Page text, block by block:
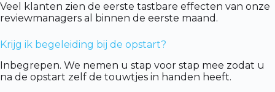
Veel klanten zien de eerste tastbare effecten van onze
reviewmanagers al binnen de eerste maand.
Krijg ik begeleiding bij de opstart?
Inbegrepen. We nemen u stap voor stap mee zodat u
na de opstart zelf de touwtjes in handen heeft.